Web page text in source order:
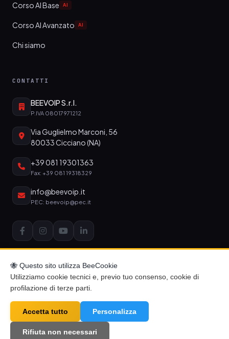
Corso AI Base AI
Corso AI Avanzato AI
Chi siamo
CONTATTI
BEEVOIP S.r.l.
P.IVA 08017971212
Via Guglielmo Marconi, 56
80033 Cicciano (NA)
+39 081 19301363
Fax: +39 081 19318329
info@beevoip.it
PEC: beevoip@pec.it
© 2026 BEEVOIP S.r.l. — Tutti i diritti riservati
Privacy PolicyCookie PolicyCodice Condotta SMS
Iscrizione Newsletter
🐝 Questo sito utilizza BeeCookie
Utilizziamo cookie tecnici e, previo tuo consenso, cookie di
profilazione di terze parti.
Accetta tutto Personalizza
Rifiuta non necessari